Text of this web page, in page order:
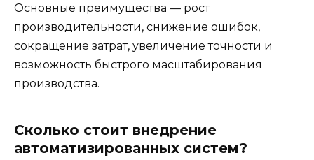
Основные преимущества — рост
производительности, снижение ошибок,
сокращение затрат, увеличение точности и
возможность быстрого масштабирования
производства.
Сколько стоит внедрение
автоматизированных систем?